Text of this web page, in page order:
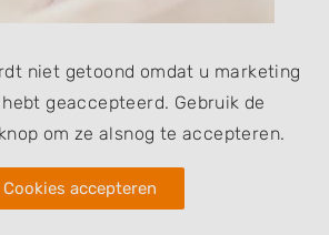
niet getoond omdat u marketing
geaccepteerd. Gebruik de
om ze alsnog te accepteren.
Cookies accepteren